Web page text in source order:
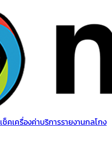
เช็คเครื่องค่าบริการรายงานกลโกง